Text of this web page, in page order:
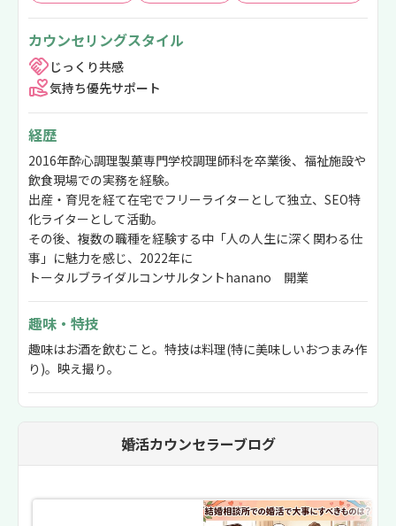
カウンセリングスタイル
じっくり共感
気持ち優先サポート
経歴
2016年酔心調理製菓専門学校調理師科を卒業後、福祉施設や
飲食現場での実務を経験。
出産・育児を経て在宅でフリーライターとして独立、SEO特
化ライターとして活動。
その後、複数の職種を経験する中「人の人生に深く関わる仕
事」に魅力を感じ、2022年に
トータルブライダルコンサルタントhanano 開業
趣味・特技
趣味はお酒を飲むこと。特技は料理(特に美味しいおつまみ作
り)。映え撮り。
婚活カウンセラーブログ